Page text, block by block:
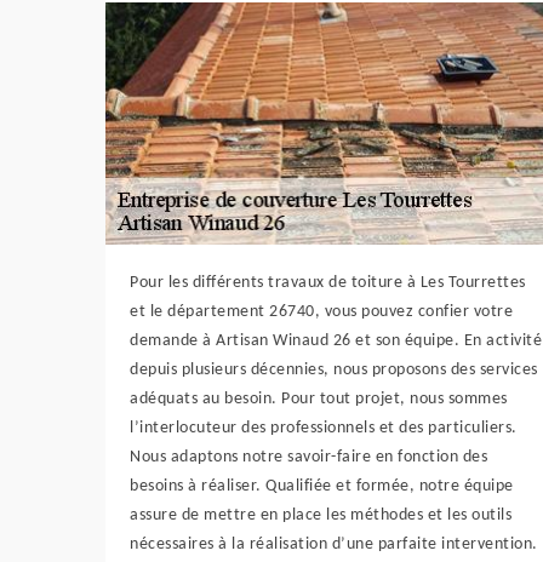
Pour les différents travaux de toiture à Les Tourrettes
et le département 26740, vous pouvez confier votre
demande à Artisan Winaud 26 et son équipe. En activité
depuis plusieurs décennies, nous proposons des services
adéquats au besoin. Pour tout projet, nous sommes
l’interlocuteur des professionnels et des particuliers.
Nous adaptons notre savoir-faire en fonction des
besoins à réaliser. Qualifiée et formée, notre équipe
assure de mettre en place les méthodes et les outils
nécessaires à la réalisation d’une parfaite intervention.